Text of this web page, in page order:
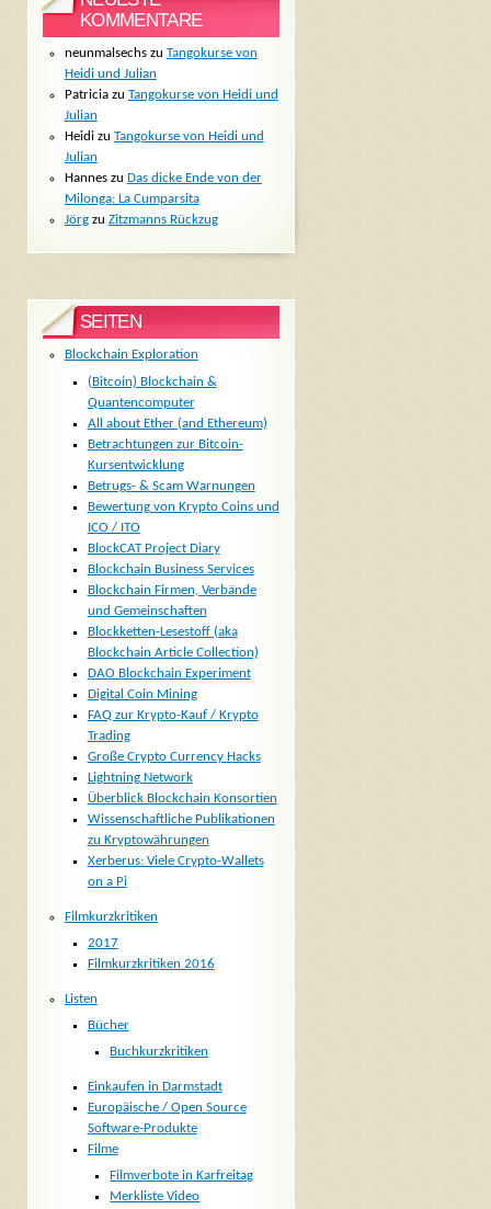
KOMMENTARE
neunmalsechszu Tangokurse von
Heidi und Julian
Patriciazu Tangokurse von Heidi und
Julian
Heidizu Tangokurse von Heidi und
Julian
Hanneszu Das dicke Ende von der
Milonga: La Cumparsita
Jörgzu Zitzmanns Rückzug
SEITEN
Blockchain Exploration
(Bitcoin) Blockchain &
Quantencomputer
All about Ether (and Ethereum)
Betrachtungen zur Bitcoin-
Kursentwicklung
Betrugs- & Scam Warnungen
Bewertung von Krypto Coins und
ICO / ITO
BlockCAT Project Diary
Blockchain Business Services
Blockchain Firmen, Verbände
und Gemeinschaften
Blockketten-Lesestoff (aka
Blockchain Article Collection)
DAO Blockchain Experiment
Digital Coin Mining
FAQ zur Krypto-Kauf / Krypto
Trading
Große Crypto Currency Hacks
Lightning Network
Überblick Blockchain Konsortien
Wissenschaftliche Publikationen
zu Kryptowährungen
Xerberus: Viele Crypto-Wallets
on a Pi
Filmkurzkritiken
2017
Filmkurzkritiken 2016
Listen
Bücher
Buchkurzkritiken
Einkaufen in Darmstadt
Europäische / Open Source
Software-Produkte
Filme
Filmverbote in Karfreitag
Merkliste Video